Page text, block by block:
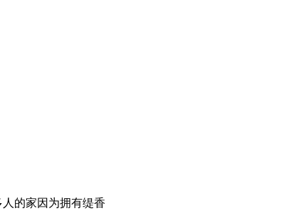
的家因为拥有缇香